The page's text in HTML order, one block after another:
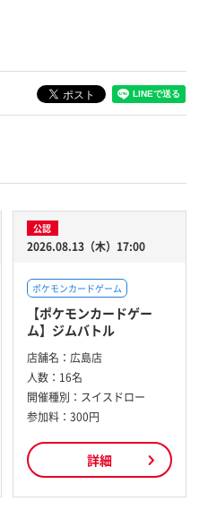
公認
2026.08.13（木）17:00
ポケモンカードゲーム
【ポケモンカードゲー
ム】ジムバトル
店舗名： 広島店
人数： 16名
開催種別： スイスドロー
参加料： 300円
詳細